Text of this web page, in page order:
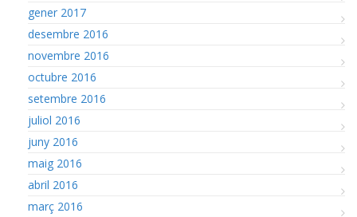
gener 2017
desembre 2016
novembre 2016
octubre 2016
setembre 2016
juliol 2016
juny 2016
maig 2016
abril 2016
març 2016